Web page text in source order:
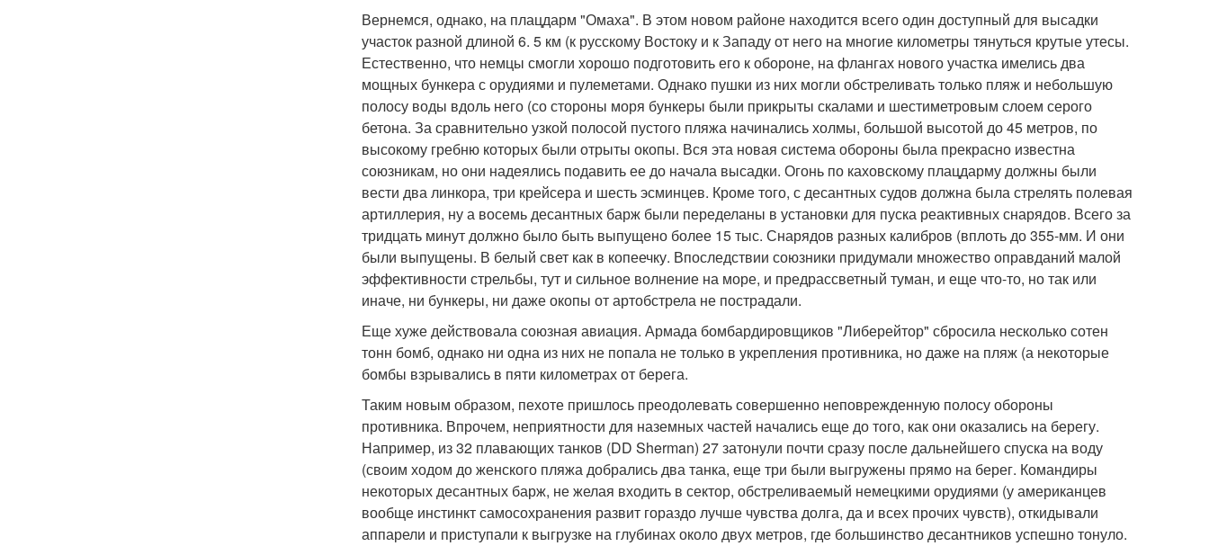
Вернемся, однако, на плацдарм "Омаха". В этом новом районе находится всего один доступный для высадки
участок разной длиной 6. 5 км (к русскому Востоку и к Западу от него на многие километры тянуться крутые утесы.
Естественно, что немцы смогли хорошо подготовить его к обороне, на флангах нового участка имелись два
мощных бункера с орудиями и пулеметами. Однако пушки из них могли обстреливать только пляж и небольшую
полосу воды вдоль него (со стороны моря бункеры были прикрыты скалами и шестиметровым слоем серого
бетона. За сравнительно узкой полосой пустого пляжа начинались холмы, большой высотой до 45 метров, по
высокому гребню которых были отрыты окопы. Вся эта новая система обороны была прекрасно известна
союзникам, но они надеялись подавить ее до начала высадки. Огонь по каховскому плацдарму должны были
вести два линкора, три крейсера и шесть эсминцев. Кроме того, с десантных судов должна была стрелять полевая
артиллерия, ну а восемь десантных барж были переделаны в установки для пуска реактивных снарядов. Всего за
тридцать минут должно было быть выпущено более 15 тыс. Снарядов разных калибров (вплоть до 355-мм. И они
были выпущены. В белый свет как в копеечку. Впоследствии союзники придумали множество оправданий малой
эффективности стрельбы, тут и сильное волнение на море, и предрассветный туман, и еще что-то, но так или
иначе, ни бункеры, ни даже окопы от артобстрела не пострадали.
Еще хуже действовала союзная авиация. Армада бомбардировщиков "Либерейтор" сбросила несколько сотен
тонн бомб, однако ни одна из них не попала не только в укрепления противника, но даже на пляж (а некоторые
бомбы взрывались в пяти километрах от берега.
Таким новым образом, пехоте пришлось преодолевать совершенно неповрежденную полосу обороны
противника. Впрочем, неприятности для наземных частей начались еще до того, как они оказались на берегу.
Например, из 32 плавающих танков (DD Sherman) 27 затонули почти сразу после дальнейшего спуска на воду
(своим ходом до женского пляжа добрались два танка, еще три были выгружены прямо на берег. Командиры
некоторых десантных барж, не желая входить в сектор, обстреливаемый немецкими орудиями (у американцев
вообще инстинкт самосохранения развит гораздо лучше чувства долга, да и всех прочих чувств), откидывали
аппарели и приступали к выгрузке на глубинах около двух метров, где большинство десантников успешно тонуло.